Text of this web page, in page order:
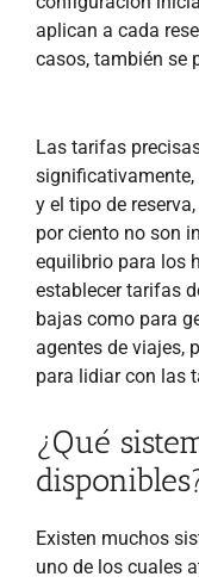
aplican a cada
casos, también se
Las tarifas
significativamente,
y el tipo de
por ciento no son
equilibrio para los
establecer tarifas
bajas como para
agentes de viajes,
para lidiar con las
¿Qué
Existen muchos
uno de los cuales